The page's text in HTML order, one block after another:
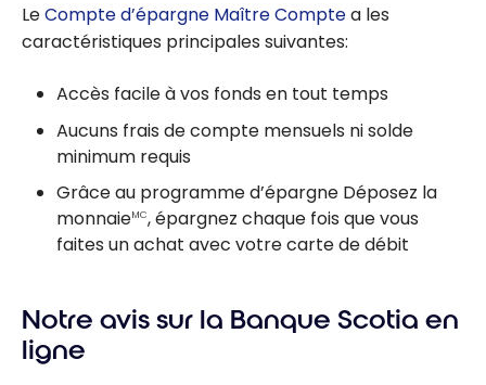
LeCompte d’épargne Maître Comptea les
caractéristiques principales suivantes:
Accès facile à vos fonds en tout temps
Aucuns frais de compte mensuels ni solde
minimum requis
Grâce au programme d’épargne Déposez la
monnaieMC, épargnez chaque fois que vous
faites un achat avec votre carte de débit
Notre avis sur la Banque Scotia en
ligne